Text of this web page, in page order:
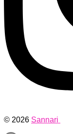
© 2026 Sannari